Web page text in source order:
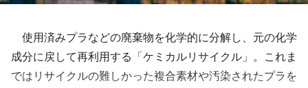
使用済みプラなどの廃棄物を化学的に分解し、元の化学
成分に戻して再利用する「ケミカルリサイクル」。これま
ではリサイクルの難しかった複合素材や汚染されたプラを